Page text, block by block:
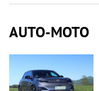
AUTO-MOTO